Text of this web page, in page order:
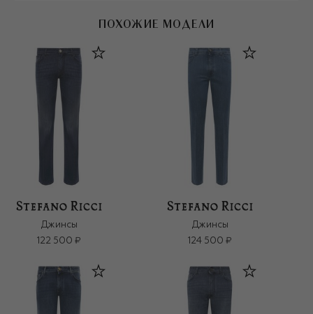
ПОХОЖИЕ МОДЕЛИ
Джинсы
122 500 ₽
Джинсы
124 500 ₽